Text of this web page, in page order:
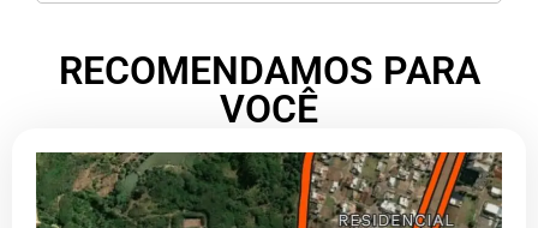
RECOMENDAMOS PARA
VOCÊ